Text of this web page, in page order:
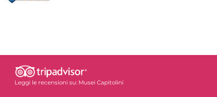
Leggi le recensioni su: Musei Capitolini